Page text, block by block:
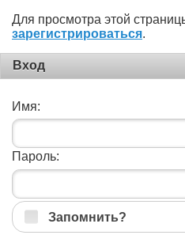
Для просмотра этой
зарегистрироваться.
Вход
Имя:
Пароль:
Запомнить?